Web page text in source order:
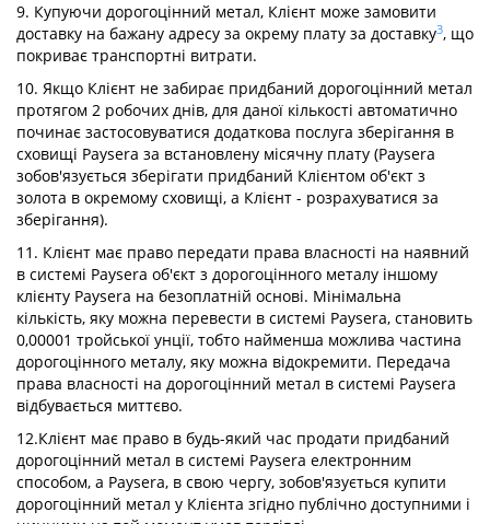
9. Купуючи дорогоцінний метал, Клієнт може замовити
доставку на бажану адресу за окрему плату за доставку3, що
покриває транспортні витрати.
10. Якщо Клієнт не забирає придбаний дорогоцінний метал
протягом 2 робочих днів, для даної кількості автоматично
починає застосовуватися додаткова послуга зберігання в
сховищі Paysera за встановлену місячну плату (Paysera
зобов'язується зберігати придбаний Клієнтом об'єкт з
золота в окремому сховищі, а Клієнт - розрахуватися за
зберігання).
11. Клієнт має право передати права власності на наявний
в системі Paysera об'єкт з дорогоцінного металу іншому
клієнту Paysera на безоплатній основі. Мінімальна
кількість, яку можна перевести в системі Paysera, становить
0,00001 тройської унції, тобто найменша можлива частина
дорогоцінного металу, яку можна відокремити. Передача
права власності на дорогоцінний метал в системі Paysera
відбувається миттєво.
12.Клієнт має право в будь-який час продати придбаний
дорогоцінний метал в системі Paysera електронним
способом, а Paysera, в свою чергу, зобов'язується купити
дорогоцінний метал у Клієнта згідно публічно доступними і